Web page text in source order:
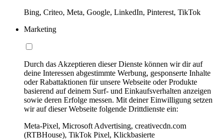
Bing, Criteo, Meta, Google, LinkedIn, Pinterest, TikTok
Marketing
Durch das Akzeptieren dieser Dienste können wir dir auf
deine Interessen abgestimmte Werbung, gesponserte Inhalte
oder Rabattaktionen für unsere Webseite oder Produkte
basierend auf deinem Surf- und Einkaufsverhalten anzeigen
sowie deren Erfolge messen. Mit deiner Einwilligung setzen
wir auf dieser Webseite folgende Drittdienste ein:
Meta-Pixel, Microsoft Advertising, creativecdn.com
(RTBHouse), TikTok Pixel, Klickbasierte